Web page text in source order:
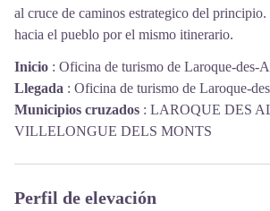
al cruce de caminos estrategico del
hacia el pueblo por el mismo itinerario.
Inicio : Oficina de turismo de Laroque-des-
Llegada : Oficina de turismo de Laroque-
Municipios cruzados : LAROQUE DES
VILLELONGUE DELS MONTS
Perfil de elevación